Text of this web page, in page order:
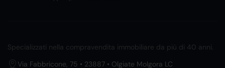
Specializzati nella compravendita immobiliare da più di 40 anni.
Via Fabbricone, 75 • 23887 • Olgiate Molgora LC